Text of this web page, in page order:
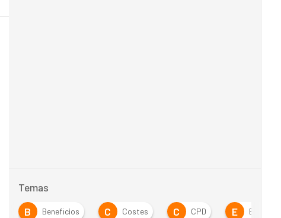
Temas
B Beneficios C Costes C CPD E Empresa